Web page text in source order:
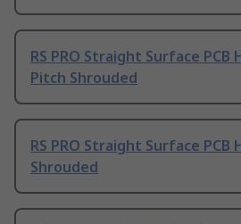
RS PRO Straight Surface PCB
Pitch Shrouded
RS PRO Straight Surface PCB
Shrouded